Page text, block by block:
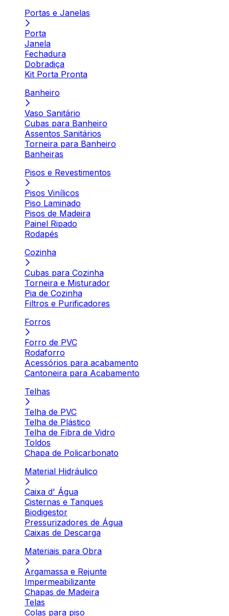
Portas e Janelas
Porta
Janela
Fechadura
Dobradiça
Kit Porta Pronta
Banheiro
Vaso Sanitário
Cubas para Banheiro
Assentos Sanitários
Torneira para Banheiro
Banheiras
Pisos e Revestimentos
Pisos Vinílicos
Piso Laminado
Pisos de Madeira
Painel Ripado
Rodapés
Cozinha
Cubas para Cozinha
Torneira e Misturador
Pia de Cozinha
Filtros e Purificadores
Forros
Forro de PVC
Rodaforro
Acessórios para acabamento
Cantoneira para Acabamento
Telhas
Telha de PVC
Telha de Plástico
Telha de Fibra de Vidro
Toldos
Chapa de Policarbonato
Material Hidráulico
Caixa d' Água
Cisternas e Tanques
Biodigestor
Pressurizadores de Água
Caixas de Descarga
Materiais para Obra
Argamassa e Rejunte
Impermeabilizante
Chapas de Madeira
Telas
Colas para piso